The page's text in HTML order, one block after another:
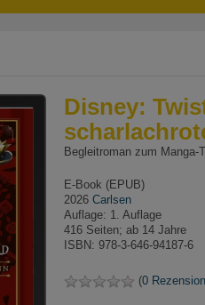
Disney:
Begleitroman zum Manga-
E-Book (EPUB)
2026 Carlsen
Auflage: 1. Auflage
416 Seiten; ab 14 Jahre
ISBN: 978-3-646-94187-6
(0